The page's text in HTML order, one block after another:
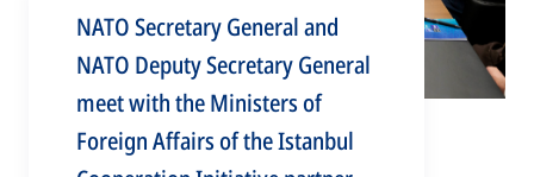
NATO Secretary General and
NATO Deputy Secretary General
meet with the Ministers of
Foreign Affairs of the Istanbul